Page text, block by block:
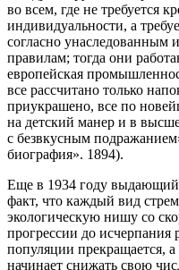
во всем, где не требуется
индивидуальности, а
согласно
правилам; тогда они
европейская
все рассчитано только
приукрашено, все по
на детский манер и в
с безвкусным
биография». 1894).
Еще в 1934 году
факт, что каждый вид
экологическую нишу со
прогрессии до исчерпания
популяции прекращается,
начинает снижать свою